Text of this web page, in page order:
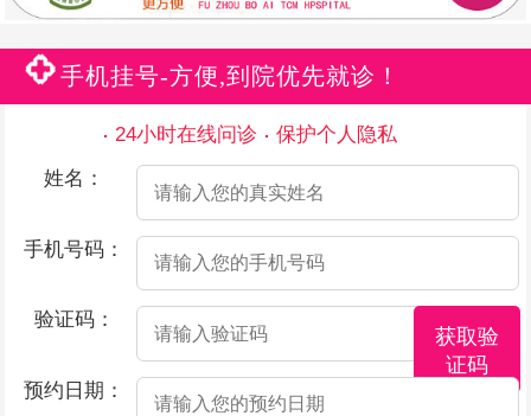
手机挂号-方便,到院优先就诊！
24小时在线问诊
保护个人隐私
姓名：
手机号码：
验证码：
获取验
证码
预约日期：